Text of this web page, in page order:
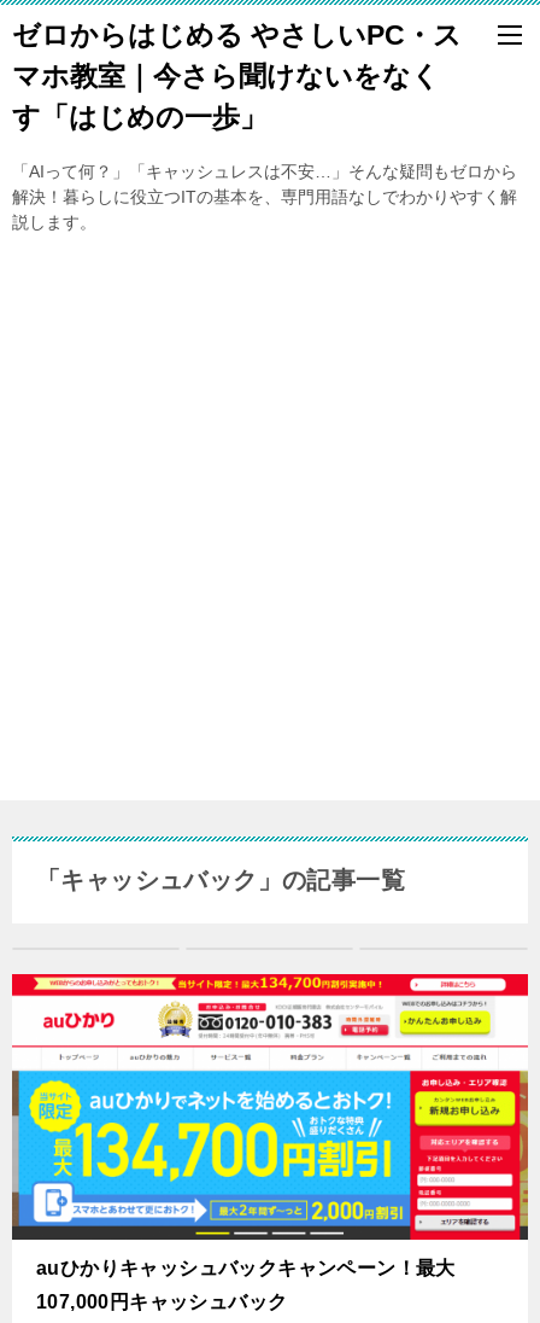
ゼロからはじめる やさしいPC・ス
マホ教室｜今さら聞けないをなく
す「はじめの一歩」
「AIって何？」「キャッシュレスは不安…」そんな疑問もゼロから
解決！暮らしに役立つITの基本を、専門用語なしでわかりやすく解
説します。
「キャッシュバック」の記事一覧
auひかりキャッシュバックキャンペーン！最大
107,000円キャッシュバック